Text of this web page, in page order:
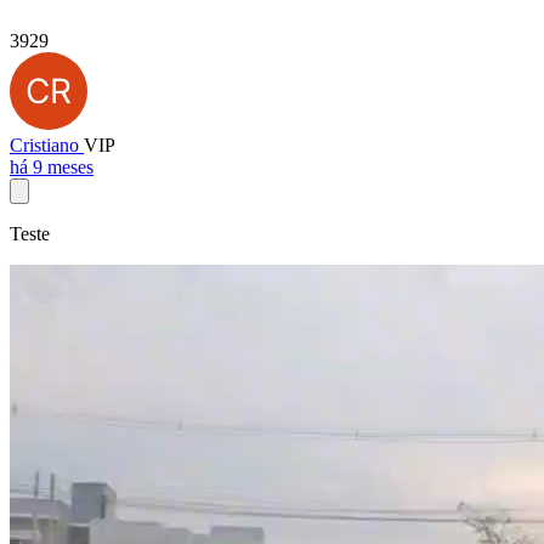
3929
Cristiano VIP
há 9 meses
Teste